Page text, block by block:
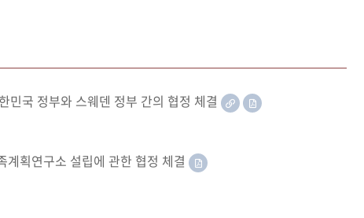
민국 정부와 스웨덴 정부 간의 협정 체결
획연구소 설립에 관한 협정 체결